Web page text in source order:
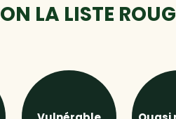
LA LISTE